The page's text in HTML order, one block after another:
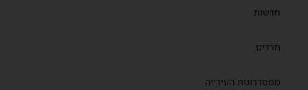
חדשות
חרדים
ממסדרונות העירייה